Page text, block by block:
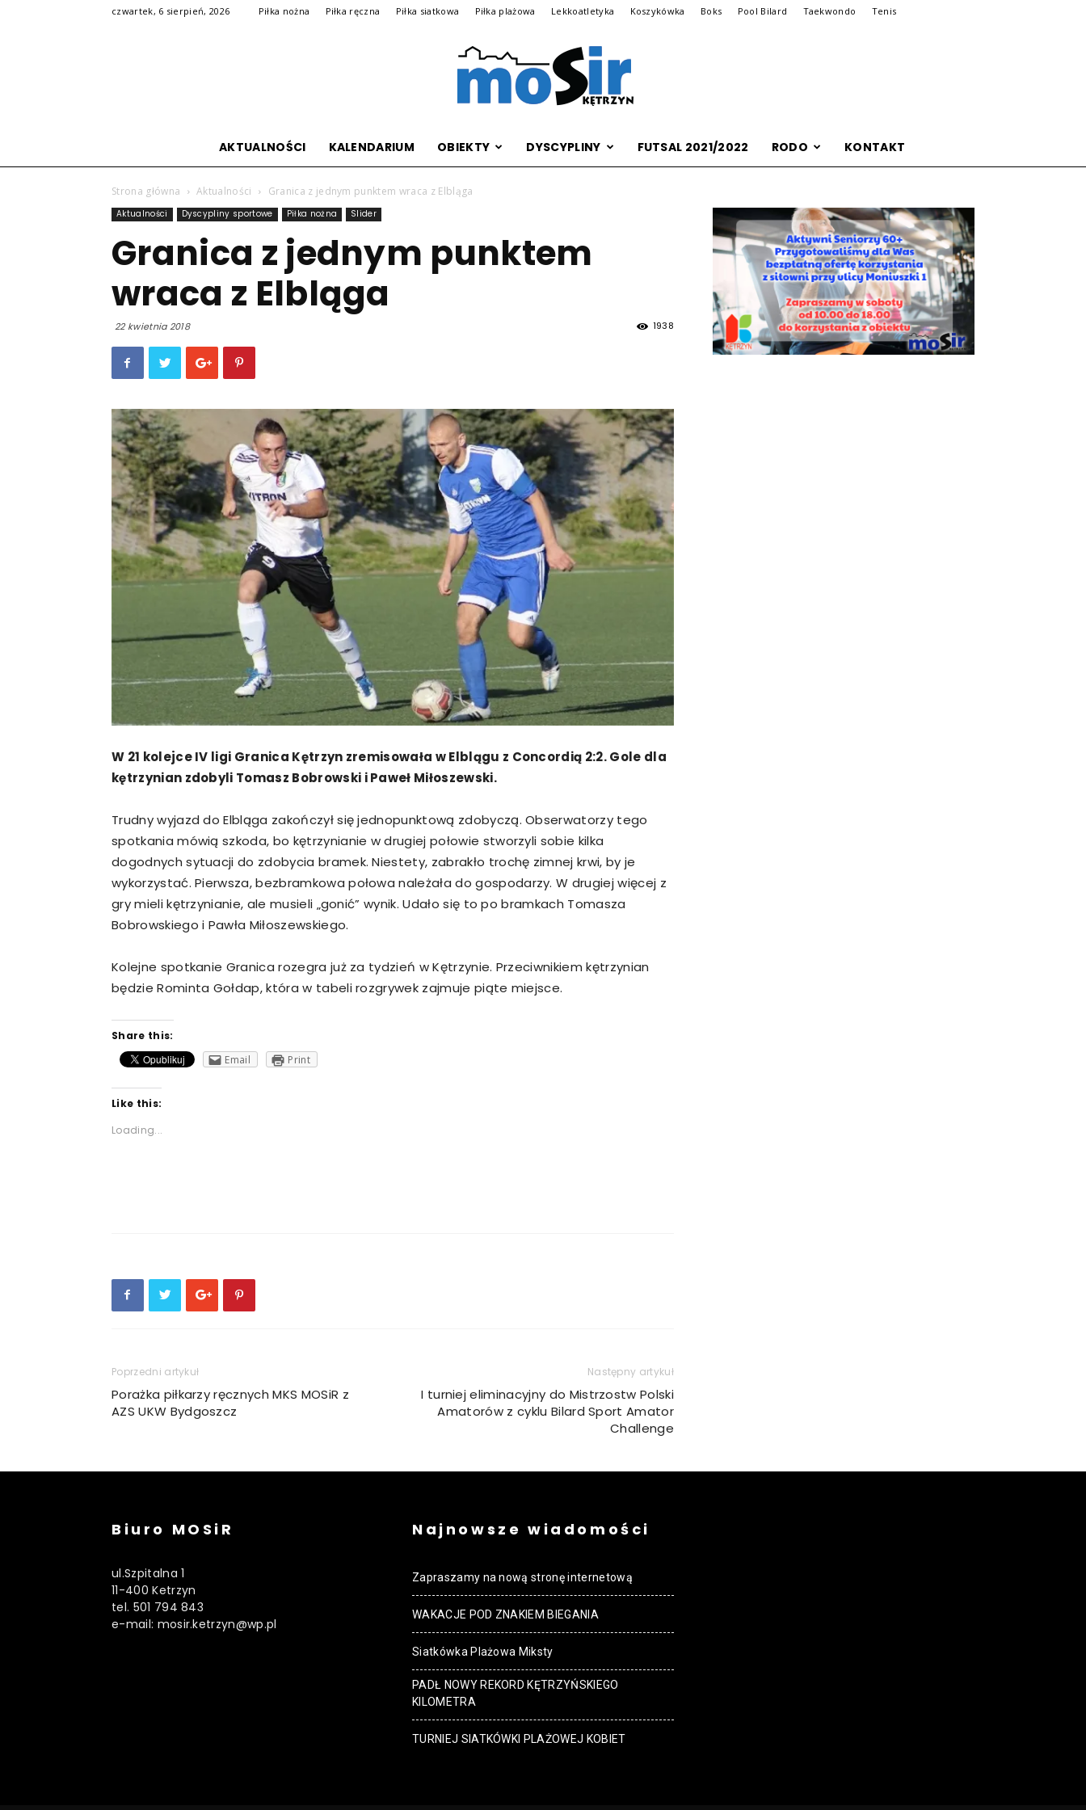
czwartek, 6 sierpień, 2026 Piłka nożna Piłka ręczna Piłka siatkowa Piłka plażowa Lekkoatletyka Koszykówka Boks Pool Bilard Taekwondo Tenis
Archiwalna
wersja
MOSiR
Kętrzyn
AKTUALNOŚCI KALENDARIUM OBIEKTY DYSCYPLINY FUTSAL 2021/2022 RODO KONTAKT
Strona główna Aktualności Granica z jednym punktem wraca z Elbląga
Aktualności Dyscypliny sportowe Piłka nożna Slider
Granica z jednym punktem
wraca z Elbląga
22 kwietnia 2018 1938
W 21 kolejce IV ligi Granica Kętrzyn zremisowała w Elblągu z Concordią 2:2. Gole dla
kętrzynian zdobyli Tomasz Bobrowski i Paweł Miłoszewski.
Trudny wyjazd do Elbląga zakończył się jednopunktową zdobyczą. Obserwatorzy tego
spotkania mówią szkoda, bo kętrzynianie w drugiej połowie stworzyli sobie kilka
dogodnych sytuacji do zdobycia bramek. Niestety, zabrakło trochę zimnej krwi, by je
wykorzystać. Pierwsza, bezbramkowa połowa należała do gospodarzy. W drugiej więcej z
gry mieli kętrzynianie, ale musieli „gonić” wynik. Udało się to po bramkach Tomasza
Bobrowskiego i Pawła Miłoszewskiego.
Kolejne spotkanie Granica rozegra już za tydzień w Kętrzynie. Przeciwnikiem kętrzynian
będzie Rominta Gołdap, która w tabeli rozgrywek zajmuje piąte miejsce.
Share this:
Email
Print
Like this:
Loading...
Poprzedni artykuł
Porażka piłkarzy ręcznych MKS MOSiR z
AZS UKW Bydgoszcz
Następny artykuł
I turniej eliminacyjny do Mistrzostw Polski
Amatorów z cyklu Bilard Sport Amator
Challenge
Biuro MOSiR
ul.Szpitalna 1
11-400 Ketrzyn
tel. 501 794 843
e-mail: mosir.ketrzyn@wp.pl
Najnowsze wiadomości
Zapraszamy na nową stronę internetową
WAKACJE POD ZNAKIEM BIEGANIA
Siatkówka Plażowa Miksty
PADŁ NOWY REKORD KĘTRZYŃSKIEGO
KILOMETRA
TURNIEJ SIATKÓWKI PLAŻOWEJ KOBIET